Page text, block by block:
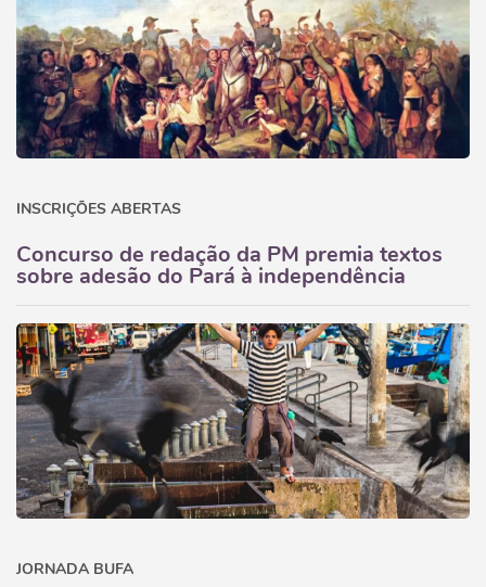
INSCRIÇÕES ABERTAS
Concurso de redação da PM premia textos
sobre adesão do Pará à independência
JORNADA BUFA